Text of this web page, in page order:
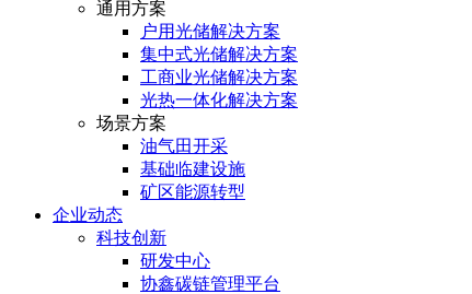
通用方案
户⽤光储解决⽅案
集中式光储解决⽅案
⼯商业光储解决⽅案
光热⼀体化解决⽅案
场景方案
油气田开采
基础临建设施
矿区能源转型
企业动态
科技创新
研发中心
协鑫碳链管理平台